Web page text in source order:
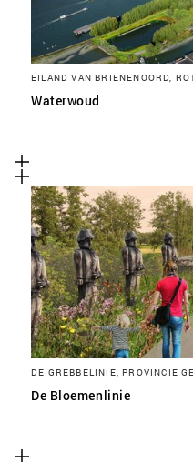
EILAND VAN BRIENENOORD,
Waterwoud
DE GREBBELINIE, PROVINCIE
De Bloemenlinie